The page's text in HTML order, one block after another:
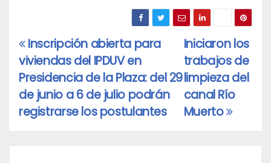
Navegación
de
entradas
Iniciaron los
trabajos de
limpieza del
canal Río
Muerto
Inscripción abierta para
viviendas del IPDUV en
Presidencia de la Plaza: del 29
de junio a 6 de julio podrán
registrarse los postulantes